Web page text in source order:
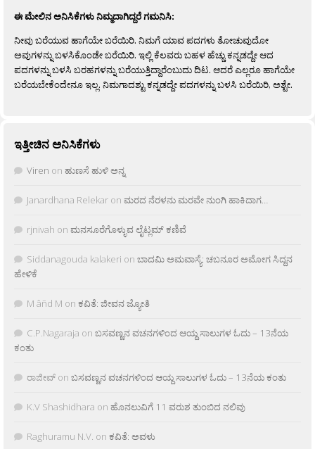
ಈ ಮೇಲಿನ ಅನಿಸಿಕೆಗಳು ನಿಮ್ಮದಾಗಿದ್ದರೆ ಗಮನಿಸಿ:
ನೀವು ಬರೆಯುವ ಹಾಗೆಯೇ ಬರೆಯಿರಿ. ನಿಮಗೆ ಯಾವ ಪದಗಳು ತೋಚುವುದೋ
ಅವುಗಳನ್ನು ಬಳಸಿಕೊಂಡೇ ಬರೆಯಿರಿ. ಇಲ್ಲಿ ಕೆಲವರು ಬಹಳ ಹೆಚ್ಚು ಕನ್ನಡದ್ದೇ ಆದ
ಪದಗಳನ್ನು ಬಳಸಿ ಬರಹಗಳನ್ನು ಬರೆಯುತ್ತಿದ್ದಾರೆಂಬುದು ದಿಟ. ಆದರೆ ಎಲ್ಲರೂ ಹಾಗೆಯೇ
ಬರೆಯಬೇಕೆಂದೇನೂ ಇಲ್ಲ. ನಿಮಗಾದಶ್ಟು ಕನ್ನಡದ್ದೇ ಪದಗಳನ್ನು ಬಳಸಿ ಬರೆಯಿರಿ, ಅಶ್ಟೇ.
ಇತ್ತೀಚಿನ ಅನಿಸಿಕೆಗಳು
Viren on ಹುಣಸೆ ಹುಳಿ ಅನ್ನ
Janardhana Relekar on ಮರದ ನೆರಳನು ಮರವೇ ನುಂಗಿ ಹಾಕಿದಾಗ…
rjnivah on ಮನಸೂರೆಗೊಳ್ಳುವ ಲೈಟ್ಲಮ್ ಕಣಿವೆ
Siddanagouda kalakeri on ಬಾದಮಿ ಅಮವಾಸ್ಯೆ: ಚಬನೂರ ಅಮೋಗ ಸಿದ್ದನ
ಹೇಳಿಕೆ
M âñd M on ಕವಿತೆ: ಜೀವನ ಜ್ಯೋತಿ
C.P.Nagaraja on ಬಸವಣ್ಣನ ವಚನಗಳಿಂದ ಆಯ್ದ ಸಾಲುಗಳ ಓದು – 13ನೆಯ
ಕಂತು
ರಾಜೀವ್ on ಬಸವಣ್ಣನ ವಚನಗಳಿಂದ ಆಯ್ದ ಸಾಲುಗಳ ಓದು – 13ನೆಯ ಕಂತು
K.V Shashidhara on ಹೊನಲುವಿಗೆ 11 ವರುಶ ತುಂಬಿದ ನಲಿವು
Raghuramu N.V. on ಕವಿತೆ: ಅವಳು